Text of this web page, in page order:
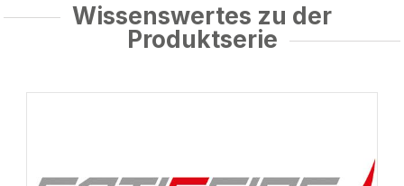
Wissenswertes zu der
Produktserie